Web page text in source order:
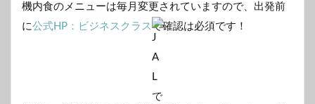
機内食のメニューは毎月変更されていますので、出発前
に公式HP：ビジネスクラスで確認は必須です！